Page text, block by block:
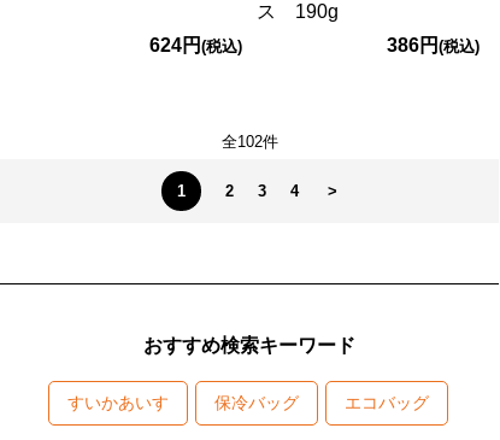
624円(税込)
ス 190g
386円 (税込)
全102件
1 2 3 4 >
おすすめ検索キーワード
すいかあいす 保冷バッグ エコバッグ